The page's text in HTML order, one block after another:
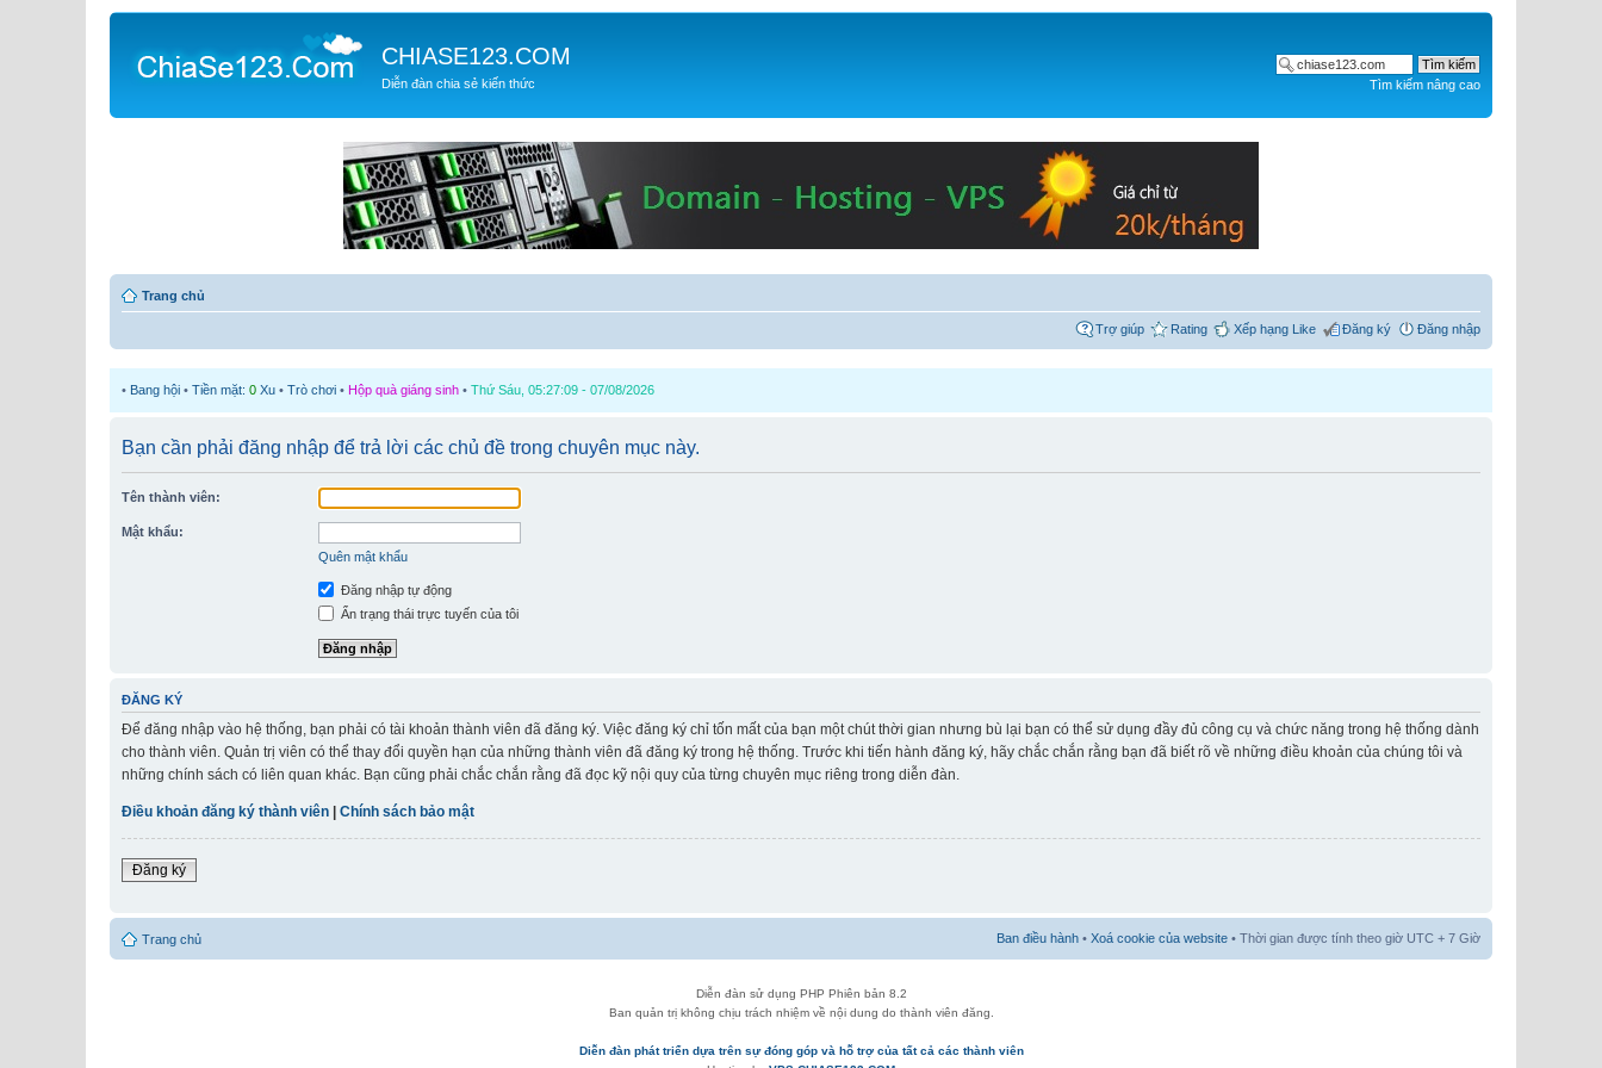
CHIASE123.COM
Diễn đàn chia sẻ kiến thức Tìm kiếm nâng cao
Trang chủ
Trợ giúp Rating Xếp hạng Like Đăng ký Đăng nhập
• Bang hội • Tiền mặt: 0 Xu • Trò chơi • Hộp quà giáng sinh • Thứ Sáu, 05:27:09 - 07/08/2026
Bạn cần phải đăng nhập để trả lời các chủ đề trong chuyên mục này.
Tên thành viên:
Mật khẩu:
Quên mật khẩu
Đăng nhập tự động
Ẩn trạng thái trực tuyến của tôi
ĐĂNG KÝ
Để đăng nhập vào hệ thống, bạn phải có tài khoản thành viên đã đăng ký. Việc đăng ký chỉ tốn mất của bạn một chút thời gian nhưng bù lại bạn có thể sử dụng đầy đủ công cụ và chức năng trong hệ thống dành
cho thành viên. Quản trị viên có thể thay đổi quyền hạn của những thành viên đã đăng ký trong hệ thống. Trước khi tiến hành đăng ký, hãy chắc chắn rằng bạn đã biết rõ về những điều khoản của chúng tôi và
những chính sách có liên quan khác. Bạn cũng phải chắc chắn rằng đã đọc kỹ nội quy của từng chuyên mục riêng trong diễn đàn.
Điều khoản đăng ký thành viên Chính sách bảo mật
Đăng ký
Trang chủ Ban điều hành • Xoá cookie của website • Thời gian được tính theo giờ UTC + 7 Giờ
Diễn đàn sử dụng PHP Phiên bản 8.2
Ban quản trị không chịu trách nhiệm về nội dung do thành viên đăng.
Diễn đàn phát triển dựa trên sự đóng góp và hỗ trợ của tất cả các thành viên